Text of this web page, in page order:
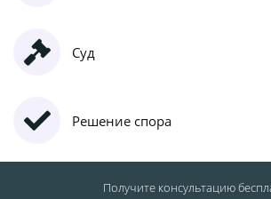
Суд
Решение спора
Получите консультацию